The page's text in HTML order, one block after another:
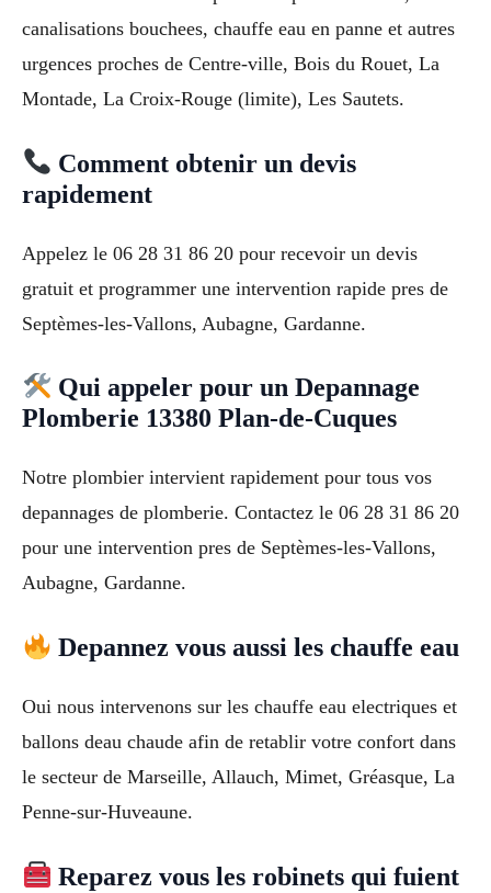
canalisations bouchees, chauffe eau en panne et autres
urgences proches de Centre-ville, Bois du Rouet, La
Montade, La Croix-Rouge (limite), Les Sautets.
Comment obtenir un devis
rapidement
Appelez le 06 28 31 86 20 pour recevoir un devis
gratuit et programmer une intervention rapide pres de
Septèmes-les-Vallons, Aubagne, Gardanne.
Qui appeler pour un Depannage
Plomberie 13380 Plan-de-Cuques
Notre plombier intervient rapidement pour tous vos
depannages de plomberie. Contactez le 06 28 31 86 20
pour une intervention pres de Septèmes-les-Vallons,
Aubagne, Gardanne.
Depannez vous aussi les chauffe eau
Oui nous intervenons sur les chauffe eau electriques et
ballons deau chaude afin de retablir votre confort dans
le secteur de Marseille, Allauch, Mimet, Gréasque, La
Penne-sur-Huveaune.
Reparez vous les robinets qui fuient